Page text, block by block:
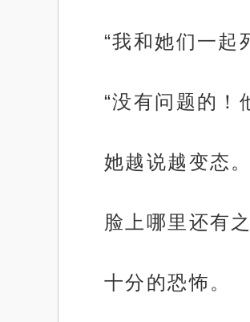
“我和她们一起
“没有问题的！
她越说越变态。
脸上哪里还有
十分的恐怖。